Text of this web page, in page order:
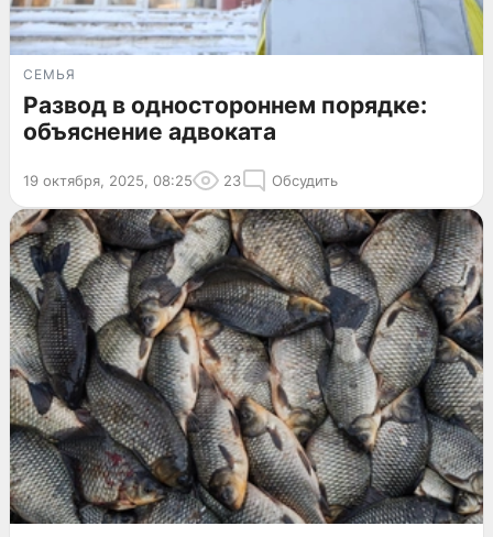
СЕМЬЯ
Развод в одностороннем порядке:
объяснение адвоката
19 октября, 2025, 08:25 23 Обсудить